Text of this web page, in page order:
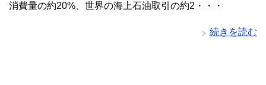
消費量の約20%、世界の海上石油取引の約2・・・
続きを読む